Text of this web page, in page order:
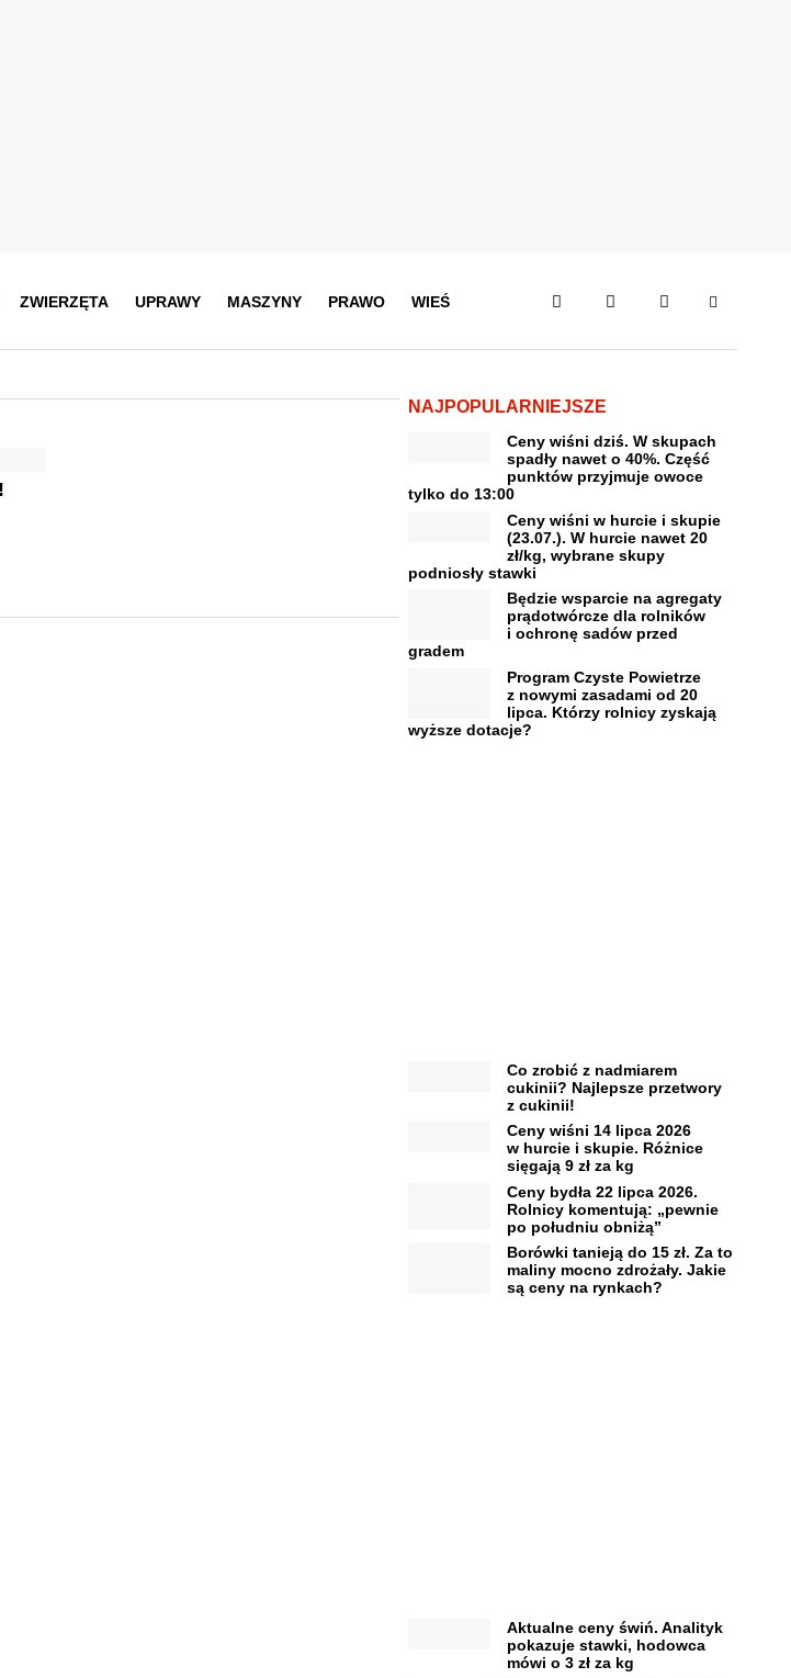
ZWIERZĘTA UPRAWY MASZYNY PRAWO WIEŚ
NAJPOPULARNIEJSZE
Ceny wiśni dziś. W skupach
spadły nawet o 40%. Część
punktów przyjmuje owoce
tylko do 13:00
Ceny wiśni w hurcie i skupie
(23.07.). W hurcie nawet 20
zł/kg, wybrane skupy
podniosły stawki
Będzie wsparcie na agregaty
prądotwórcze dla rolników
i ochronę sadów przed
gradem
Program Czyste Powietrze
z nowymi zasadami od 20
lipca. Którzy rolnicy zyskają
wyższe dotacje?
Co zrobić z nadmiarem
cukinii? Najlepsze przetwory
z cukinii!
Ceny wiśni 14 lipca 2026
w hurcie i skupie. Różnice
sięgają 9 zł za kg
Ceny bydła 22 lipca 2026.
Rolnicy komentują: „pewnie
po południu obniżą”
Borówki tanieją do 15 zł. Za to
maliny mocno zdrożały. Jakie
są ceny na rynkach?
Aktualne ceny świń. Analityk
pokazuje stawki, hodowca
mówi o 3 zł za kg